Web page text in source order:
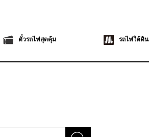
ตั๋วรถไฟสุดคุ้ม รถไฟใต้ดิน